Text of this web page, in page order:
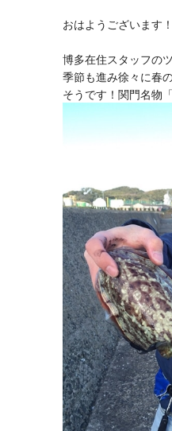
おはようございます！
博多在住スタッフの
季節も進み徐々に春
そうです！関門名物